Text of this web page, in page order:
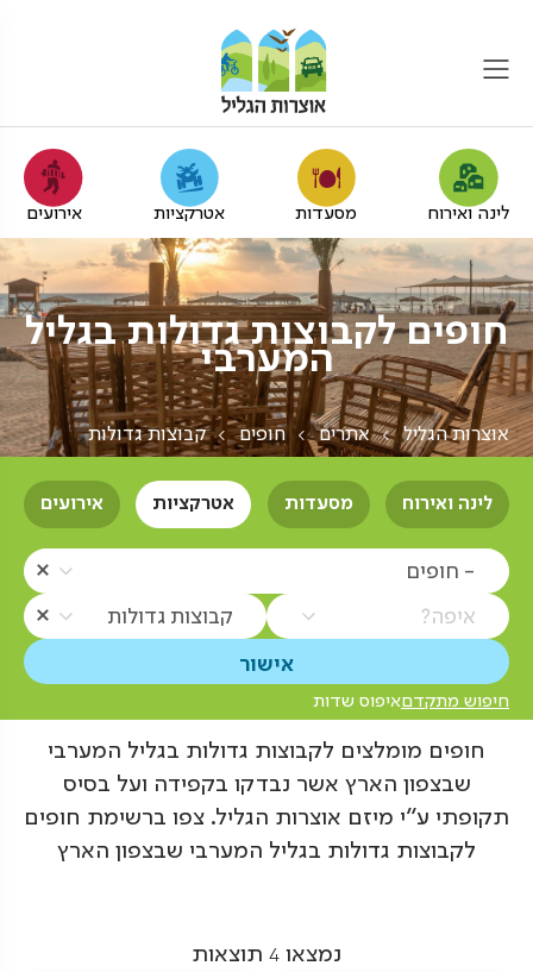
לינה ואירוח מסעדות אטרקציות אירועים
חופים לקבוצות גדולות בגליל
המערבי
אוצרות הגליל אתרים חופים קבוצות גדולות
לינה ואירוח מסעדות אטרקציות אירועים
- חופים
איפה? קבוצות גדולות
חיפוש מתקדםאיפוס שדות
חופים מומלצים לקבוצות גדולות בגליל המערבי
שבצפון הארץ אשר נבדקו בקפידה ועל בסיס
תקופתי ע"י מיזם אוצרות הגליל. צפו ברשימת חופים
לקבוצות גדולות בגליל המערבי שבצפון הארץ
נמצאו 4 תוצאות